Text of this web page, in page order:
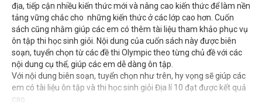
địa, tiếp cận nhiều kiến thức mới và nâng cao kiến thức để làm nền
tảng vững chắc cho những kiến thức ở các lớp cao hơn. Cuốn
sách cũng nhằm giúp các em có thêm tài liệu tham khảo phục vụ
ôn tập thi học sinh giỏi. Nội dung của cuốn sách này được biên
soạn, tuyển chọn từ các đề thi Olympic theo từng chủ đề với các
nội dung cụ thể, giúp các em dễ dàng ôn tập.
Với nội dung biên soạn, tuyển chọn như trên, hy vọng sẽ giúp các
em có tài liệu ôn tập và thi học sinh giỏi Địa lí 10 đạt được kết quả
cao.